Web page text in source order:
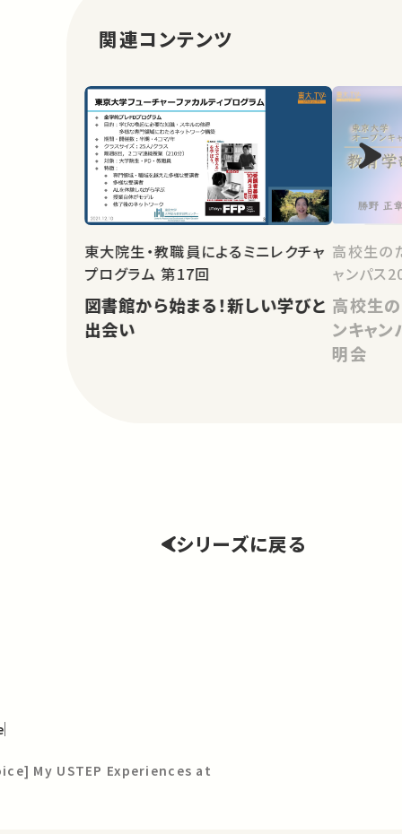
関連コンテンツ
東大院生・教職員によるミニレクチャ
プログラム 第17回
図書館から始まる！新しい学びと
出会い
高校生の
ャンパ
高校生
ンキャ
明会
シリーズに戻る
My USTEP Experiences at